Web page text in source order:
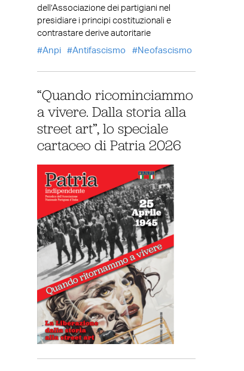
dell’Associazione dei partigiani nel
presidiare i principi costituzionali e
contrastare derive autoritarie
Anpi
Antifascismo Neofascismo
“Quando ricominciammo
a vivere. Dalla storia alla
street art”, lo speciale
cartaceo di Patria 2026